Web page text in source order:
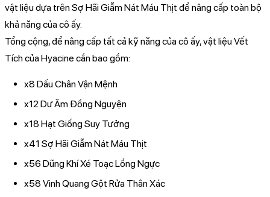
vật liệu dựa trên Sợ Hãi Giẫm Nát Máu Thịt để nâng cấp toàn bộ
khả năng của cô ấy.
Tổng cộng, để nâng cấp tất cả kỹ năng của cô ấy, vật liệu Vết
Tích của Hyacine cần bao gồm:
x8 Dấu Chân Vận Mệnh
x12 Dư Âm Đồng Nguyện
x18 Hạt Giống Suy Tưởng
x41 Sợ Hãi Giẫm Nát Máu Thịt
x56 Dũng Khí Xé Toạc Lồng Ngực
x58 Vinh Quang Gột Rửa Thân Xác